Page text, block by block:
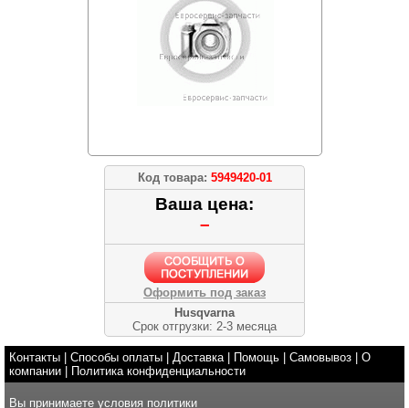
Код товара: 5949420-01
Ваша цена:
–
Оформить под заказ
Husqvarna
Срок отгрузки: 2-3 месяца
Контакты Способы оплаты Доставка| Помощь Самовывоз
О
компании
Политика конфиденциальности
Вы принимаете условия политики